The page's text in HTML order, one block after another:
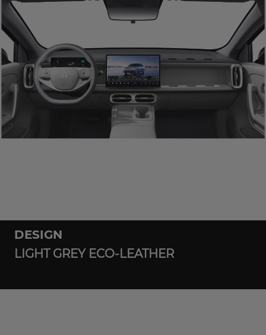
DESIGN
LIGHT GREY ECO-LEATHER